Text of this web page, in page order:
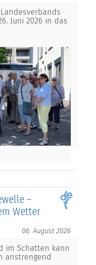
Juni 2026 in das
–
Wetter
06. August 2026
im Schatten kann
anstrengend